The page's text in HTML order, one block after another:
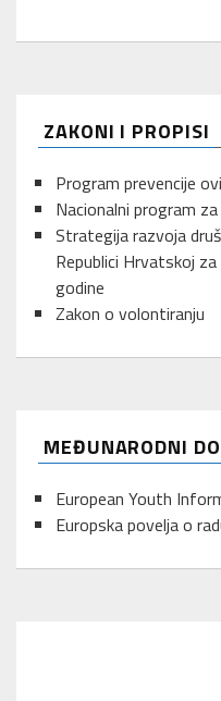
ZAKONI I PROPISI
Program prevencije
Nacionalni program
Strategija razvoja
Republici Hrvatskoj
godine
Zakon o volontiranju
MEĐUNARODNI
European Youth
Europska povelja o